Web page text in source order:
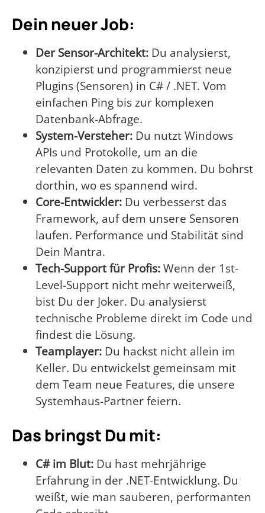
Dein neuer Job:
Der Sensor-Architekt: Du analysierst,
konzipierst und programmierst neue
Plugins (Sensoren) in C# / .NET. Vom
einfachen Ping bis zur komplexen
Datenbank-Abfrage.
System-Versteher: Du nutzt Windows
APIs und Protokolle, um an die
relevanten Daten zu kommen. Du bohrst
dorthin, wo es spannend wird.
Core-Entwickler: Du verbesserst das
Framework, auf dem unsere Sensoren
laufen. Performance und Stabilität sind
Dein Mantra.
Tech-Support für Profis:Wenn der 1st-
Level-Support nicht mehr weiterweiß,
bist Du der Joker. Du analysierst
technische Probleme direkt im Code und
findest die Lösung.
Teamplayer: Du hackst nicht allein im
Keller. Du entwickelst gemeinsam mit
dem Team neue Features, die unsere
Systemhaus-Partner feiern.
Das bringst Du mit:
C# im Blut: Du hast mehrjährige
Erfahrung in der .NET-Entwicklung. Du
weißt, wie man sauberen, performanten